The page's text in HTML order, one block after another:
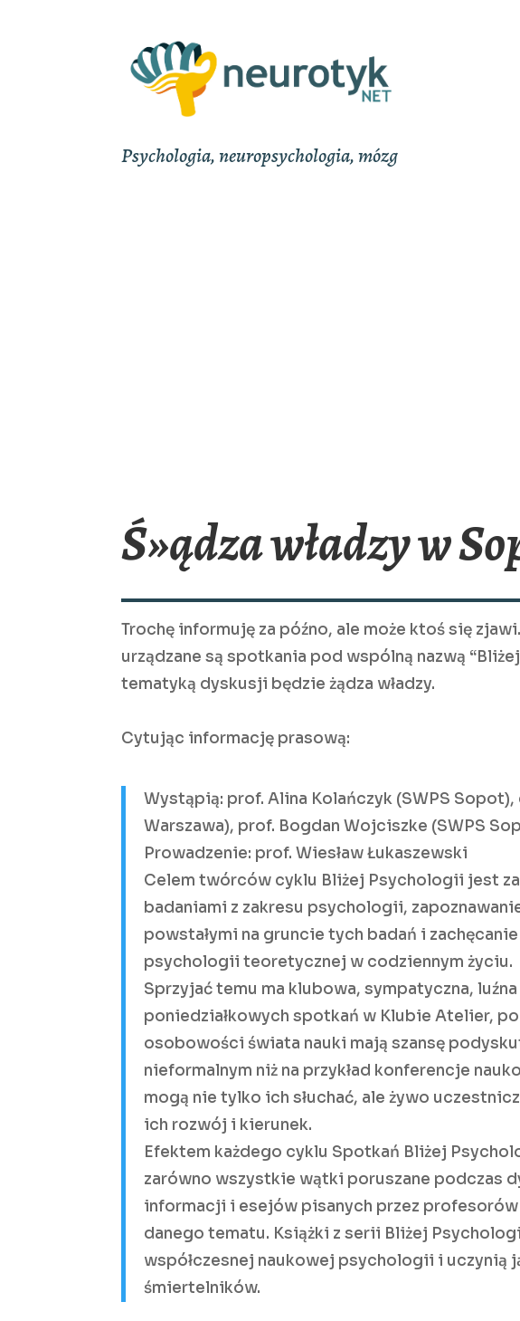
Psychologia, neuropsychologia, mózg
Ś»ądza władzy w
Trochę informuję za późno, ale może ktoś się
urządzane są spotkania pod wspólną nazwą
tematyką dyskusji będzie żądza władzy.
Cytując informację prasową:
Wystąpią: prof. Alina Kolańczyk (SWPS
Warszawa), prof. Bogdan Wojciszke (SWPS
Prowadzenie: prof. Wiesław Łukaszewski
Celem twórców cyklu Bliżej Psychologii jest
badaniami z zakresu psychologii,
powstałymi na gruncie tych badań i
psychologii teoretycznej w codziennym życiu.
Sprzyjać temu ma klubowa, sympatyczna,
poniedziałkowych spotkań w Klubie Atelier,
osobowości świata nauki mają szansę
nieformalnym niż na przykład konferencje
mogą nie tylko ich słuchać, ale żywo
ich rozwój i kierunek.
Efektem każdego cyklu Spotkań Bliżej
zarówno wszystkie wątki poruszane podczas
informacji i esejów pisanych przez
danego tematu. Książki z serii Bliżej
współczesnej naukowej psychologii i uczynią
śmiertelników.